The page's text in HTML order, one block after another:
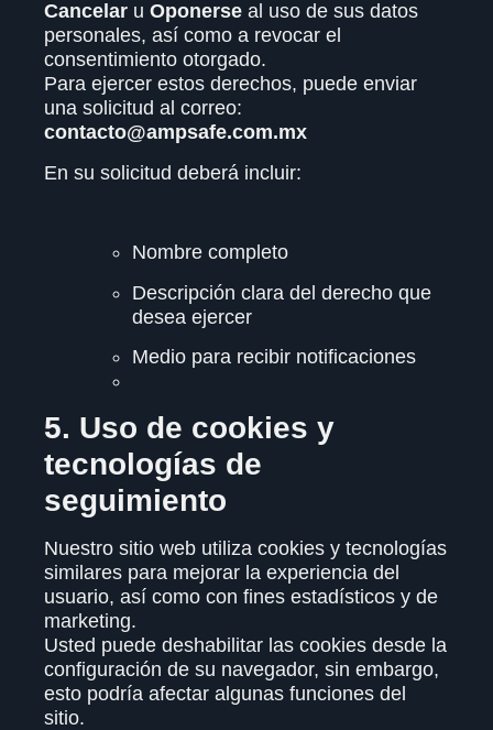
Cancelar u Oponerse al uso de sus datos
personales, así como a revocar el
consentimiento otorgado.
Para ejercer estos derechos, puede enviar
una solicitud al correo:
contacto@ampsafe.com.mx
En su solicitud deberá incluir:
Nombre completo
Descripción clara del derecho que
desea ejercer
Medio para recibir notificaciones
5. Uso de cookies y
tecnologías de
seguimiento
Nuestro sitio web utiliza cookies y tecnologías
similares para mejorar la experiencia del
usuario, así como con fines estadísticos y de
marketing.
Usted puede deshabilitar las cookies desde la
configuración de su navegador, sin embargo,
esto podría afectar algunas funciones del
sitio.